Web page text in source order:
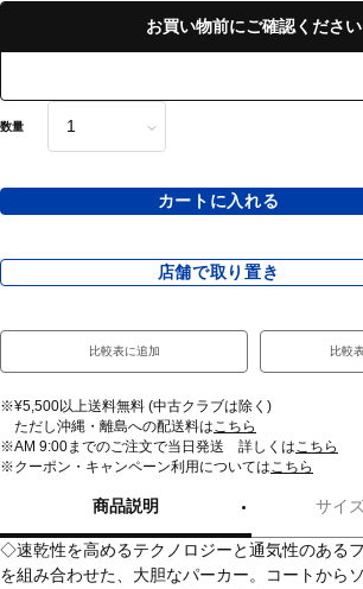
お買い物前にご確認ください
数量
カートに入れる
店舗で取り置き
比較表に追加 比較
※¥5,500以上送料無料 (中古クラブは除く)
ただし沖縄・離島への配送料はこちら
※AM 9:00までのご注文で当日発送 詳しくはこちら
※クーポン・キャンペーン利用についてはこちら
商品説明 サイ
◇速乾性を高めるテクノロジーと通気性のある
を組み合わせた、大胆なパーカー。コートから